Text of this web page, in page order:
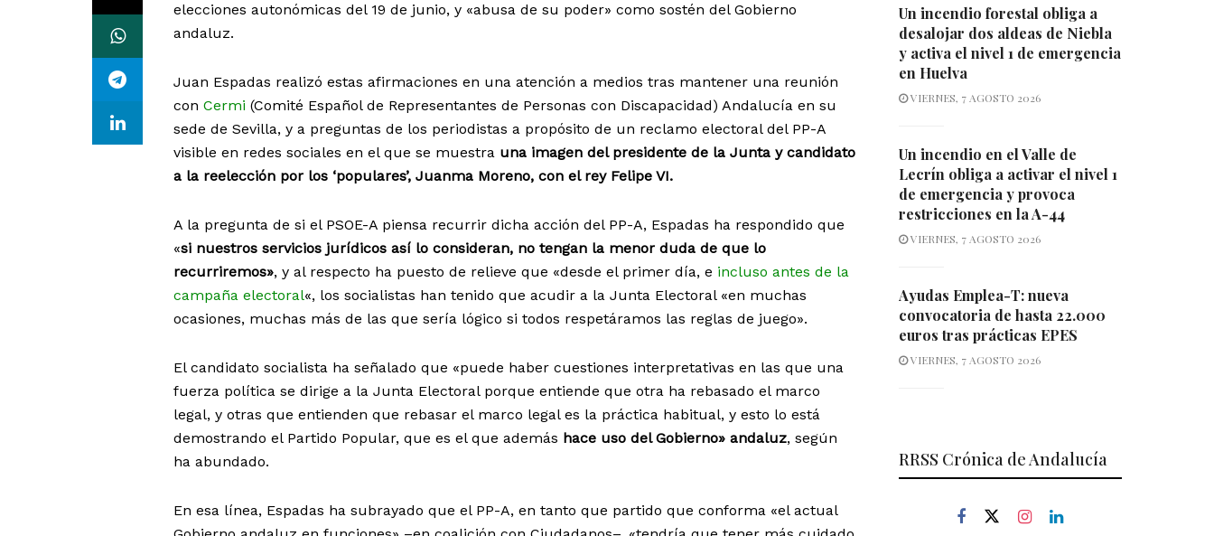
elecciones autonómicas del 19 de junio, y «abusa de su poder» como sostén del Gobierno
andaluz.
Juan Espadas realizó estas afirmaciones en una atención a medios tras mantener una reunión
con Cermi (Comité Español de Representantes de Personas con Discapacidad) Andalucía en su
sede de Sevilla, y a preguntas de los periodistas a propósito de un reclamo electoral del PP-A
visible en redes sociales en el que se muestra una imagen del presidente de la Junta y candidato
a la reelección por los ‘populares’, Juanma Moreno, con el rey Felipe VI.
A la pregunta de si el PSOE-A piensa recurrir dicha acción del PP-A, Espadas ha respondido que
«si nuestros servicios jurídicos así lo consideran, no tengan la menor duda de que lo
recurriremos», y al respecto ha puesto de relieve que «desde el primer día, e incluso antes de la
campaña electoral«, los socialistas han tenido que acudir a la Junta Electoral «en muchas
ocasiones, muchas más de las que sería lógico si todos respetáramos las reglas de juego».
El candidato socialista ha señalado que «puede haber cuestiones interpretativas en las que una
fuerza política se dirige a la Junta Electoral porque entiende que otra ha rebasado el marco
legal, y otras que entienden que rebasar el marco legal es la práctica habitual, y esto lo está
demostrando el Partido Popular, que es el que además hace uso del Gobierno» andaluz, según
ha abundado.
En esa línea, Espadas ha subrayado que el PP-A, en tanto que partido que conforma «el actual
Un incendio forestal obliga a
desalojar dos aldeas de Niebla
y activa el nivel 1 de emergencia
en Huelva
VIERNES, 7 AGOSTO 2026
Un incendio en el Valle de
Lecrín obliga a activar el nivel 1
de emergencia y provoca
restricciones en la A-44
VIERNES, 7 AGOSTO 2026
Ayudas Emplea-T: nueva
convocatoria de hasta 22.000
euros tras prácticas EPES
VIERNES, 7 AGOSTO 2026
RRSS Crónica de Andalucía